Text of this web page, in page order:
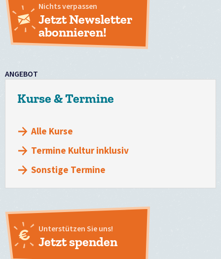
Nichts verpassen
Jetzt Newsletter
abonnieren!
ANGEBOT
Kurse & Termine
Alle Kurse
Termine Kultur inklusiv
Sonstige Termine
Unterstützen Sie uns!
Jetzt spenden